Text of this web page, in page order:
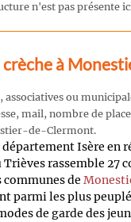
n'est pas présente
crèche à
associatives ou
mail, nombre de
de-Clermont.
département Isère
Trièves rassemble 27
de
parmi les plus
de garde des